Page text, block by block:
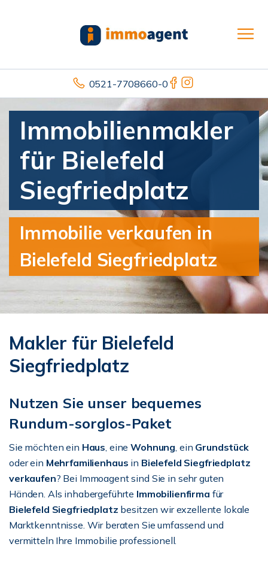
0521-7708660-0
Immobilienmakler
für Bielefeld
Siegfriedplatz
Immobilie verkaufen in
Bielefeld Siegfriedplatz
Makler für Bielefeld
Siegfriedplatz
Nutzen Sie unser bequemes
Rundum-sorglos-Paket
Sie möchten ein Haus, eineWohnung, ein Grundstück
oder ein Mehrfamilienhaus in Bielefeld Siegfriedplatz
verkaufen? Bei Immoagent sind Sie in sehr guten
Händen. Als inhabergeführte Immobilienfirma für
Bielefeld Siegfriedplatz besitzen wir exzellente lokale
Marktkenntnisse. Wir beraten Sie umfassend und
vermitteln Ihre Immobilie professionell.